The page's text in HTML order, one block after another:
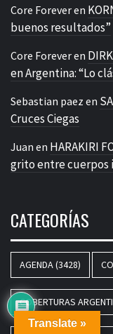
Core Foreveren
buenos resultados”
Core Foreveren
en Argentina: “Lo
Sebastian paez en
Cruces Ciegas
Juan en HARAKIRI
grito entre cuerpos
CATEGORÍAS
AGENDA(3428)
COBERTURAS
Translate »